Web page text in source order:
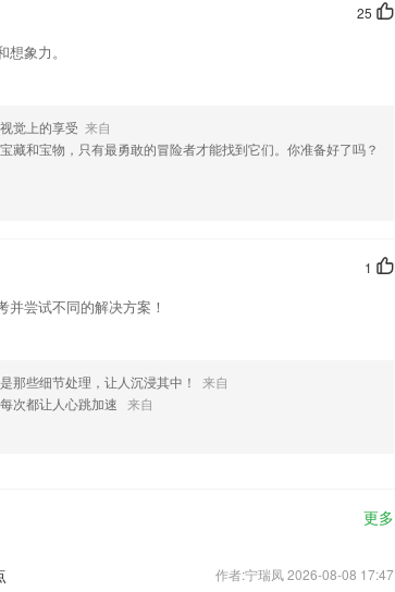
软件，您可以到应用商店进行打分评论，说出您的使用经
25
象力。
觉上的享受 来自
藏和宝物，只有最勇敢的冒险者才能找到它们。你准备好了吗？
1
尝试不同的解决方案！
那些细节处理，让人沉浸其中！
来自
次都让人心跳加速 来自
更多
作者:宁瑞凤 2026-08-08 17:47